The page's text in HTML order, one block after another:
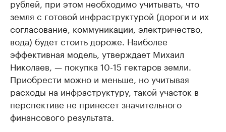
рублей, при этом необходимо учитывать, что
земля с готовой инфраструктурой (дороги и их
согласование, коммуникации, электричество,
вода) будет стоить дороже. Наиболее
эффективная модель, утверждает Михаил
Николаев, — покупка 10-15 гектаров земли.
Приобрести можно и меньше, но учитывая
расходы на инфраструктуру, такой участок в
перспективе не принесет значительного
финансового результата.